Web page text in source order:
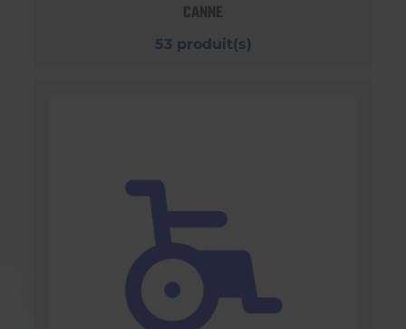
CANNE
53 produit(s)